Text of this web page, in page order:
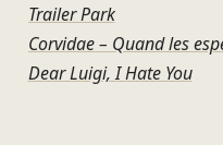
Trailer Park
Corvidae – Quand les
Dear Luigi, I Hate You